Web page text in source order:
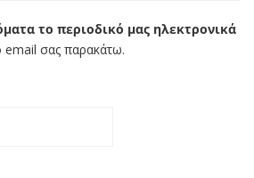
το περιοδικό μας ηλεκτρονικά
email σας παρακάτω.